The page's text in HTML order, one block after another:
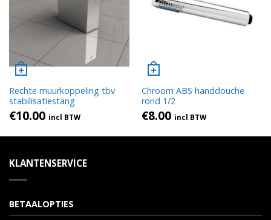
Rechte muurkoppeling tbv
stabilisatiestang
€10.00 incl BTW
Chroom ABS handdouche
rond 1/2
€8.00 incl BTW
KLANTENSERVICE
BETAALOPTIES